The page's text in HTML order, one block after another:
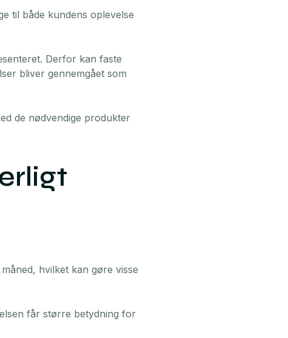
til både kundens oplevelse
Derfor kan faste
bliver gennemgået som
de nødvendige produkter
hvilket kan gøre visse
får større betydning for